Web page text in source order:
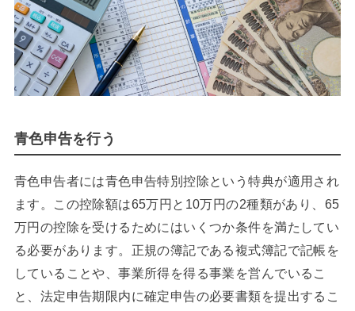
青色申告を行う
青色申告者には青色申告特別控除という特典が適用され
ます。この控除額は65万円と10万円の2種類があり、65
万円の控除を受けるためにはいくつか条件を満たしてい
る必要があります。正規の簿記である複式簿記で記帳を
していることや、事業所得を得る事業を営んでいるこ
と、法定申告期限内に確定申告の必要書類を提出するこ